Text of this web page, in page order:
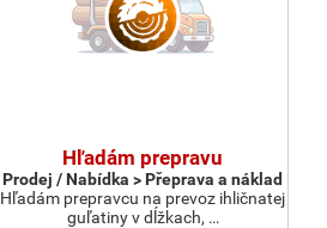
Hľadám prepravu
Prodej / Nabídka > Přeprava a náklad
Hľadám prepravcu na prevoz ihličnatej
guľatiny v dĺžkach, …